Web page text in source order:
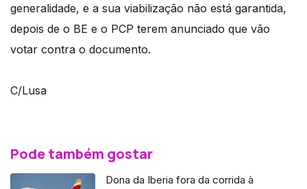
generalidade, e a sua viabilização não está garantida,
depois de o BE e o PCP terem anunciado que vão
votar contra o documento.
C/Lusa
Pode também gostar
Dona da Iberia fora da corrida à